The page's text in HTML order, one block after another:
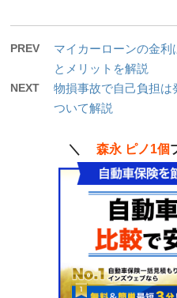
PREV
マイカーローンの金
とメリットを解説
NEXT
物損事故で自己負担は
ついて解説
＼ 森永 ピノ1個